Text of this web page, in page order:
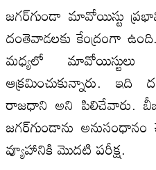
జగర్‌గుండా మావోయిస్టు
దంతెవాడలకు కేంద్రంగా
మధ్యలో
ఆక్రమించుకున్నారు.
రాజధాని అని పిలిచేవారు.
జగర్‌గుండాను
వ్యూహానికి మొదటి పరీక్ష.